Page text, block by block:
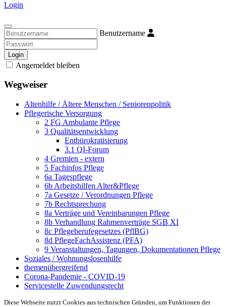
Login
Benutzername
Login
Angemeldet bleiben
Wegweiser
Altenhilfe / Ältere Menschen / Seniorenpolitik
Pflegerische Versorgung
2 FG Ambulante Pflege
3 Qualitätsentwicklung
Entbürokratisierung
3.1 QI-Forum
4 Gremien - extern
5 Fachinfos Pflege
6a Tagespflege
6b Arbeitshilfen Alter&Pflege
7a Gesetze / Verordnungen Pflege
7b Rechtsprechung
8a Verträge und Vereinbarungen Pflege
8b Verhandlung Rahmenverträge SGB XI
8c Pflegeberufegesetzes (PflBG)
8d PflegeFachAssistenz (PFA)
9 Veranstaltungen, Tagungen, Dokumentationen Pflege
Soziales / Wohnungslosenhilfe
themenübergreifend
Corona-Pandemie - COVID-19
Servicestelle Zuwendungsrecht
Diese Webseite nutzt Cookies aus technischen Gründen, um Funktionen der